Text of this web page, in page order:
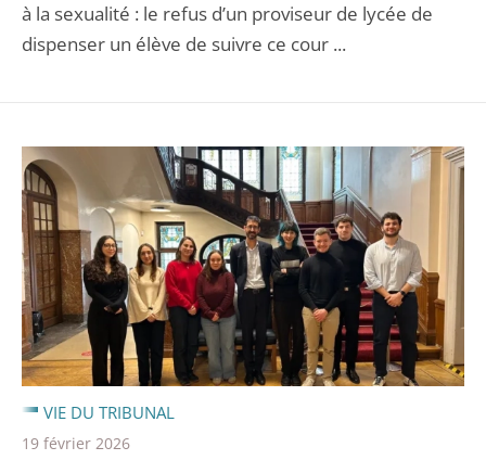
à la sexualité : le refus d’un proviseur de lycée de
dispenser un élève de suivre ce cour ...
VIE DU TRIBUNAL
19 février 2026